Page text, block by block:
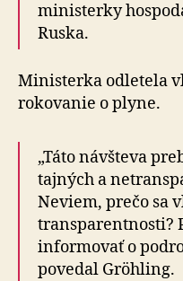
ministerky
Ruska.
Ministerka odletela
rokovanie o plyne.
„Táto návšteva
tajných a
Neviem, prečo sa
transparentnosti?
informovať o
povedal Gröhling.